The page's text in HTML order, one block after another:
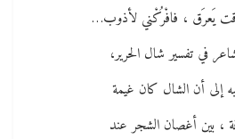
يَعرَق ، فافْرُكْني لأذوب…
في تفسير شال الحرير،
إلى أن الشال كان غيمة
، بين أغصان الشجر عند